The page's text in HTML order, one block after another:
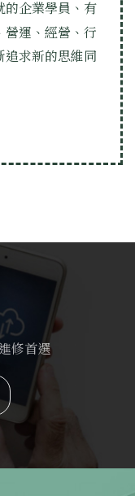
的企業學員、有
運、經營、行
求新的思維同
修首選